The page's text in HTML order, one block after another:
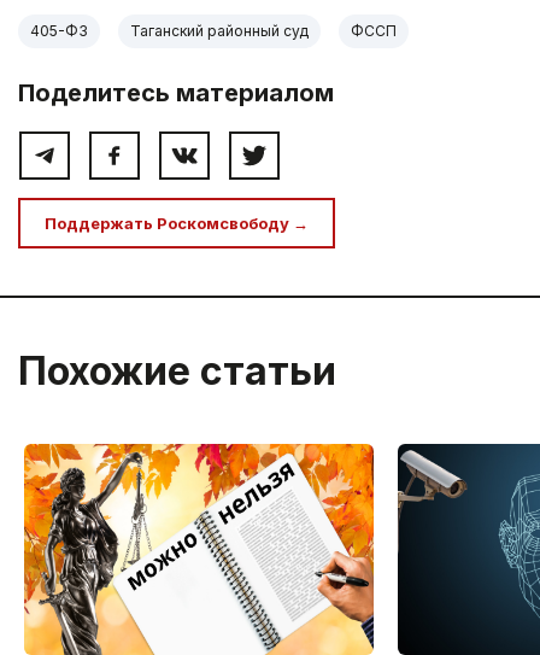
405-ФЗ Таганский районный суд ФССП
Поделитесь материалом
Поддержать Роскомсвободу →
Похожие статьи